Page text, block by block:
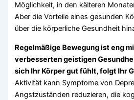
Möglichkeit, in den kälteren
Aber die Vorteile eines gesunden
über die körperliche Gesundheit
Regelmäßige Bewegung ist eng
verbesserten geistigen
sich Ihr Körper gut fühlt, folgt Ihr
Aktivität kann Symptome von
Angstzuständen reduzieren, die